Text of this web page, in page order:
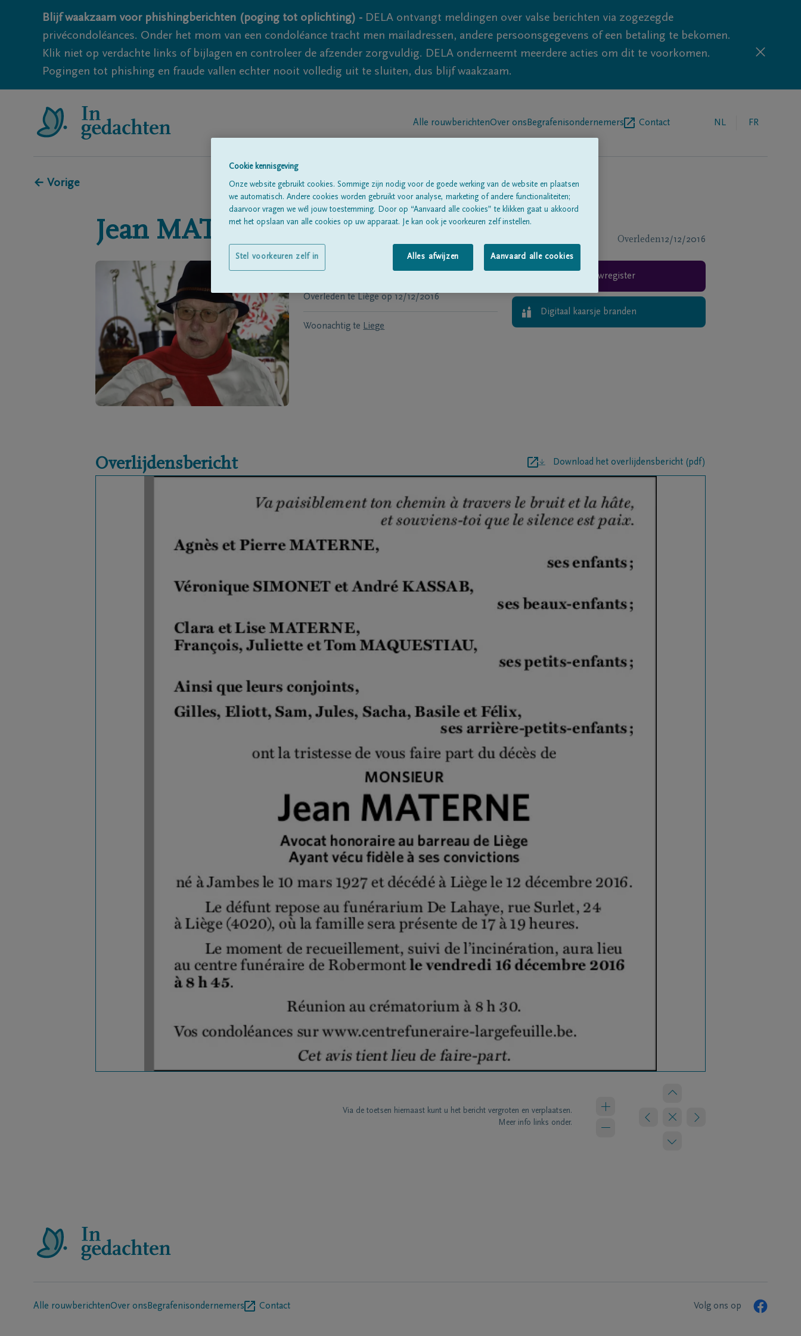
Blijf waakzaam voor phishingberichten (poging tot oplichting) - DELA ontvangt meldingen over valse berichten via zogezegde
privécondoléances. Onder het mom van een condoléance tracht men mailadressen, andere persoonsgegevens of een betaling te bekomen.
Klik niet op verdachte links of bijlagen en controleer de afzender zorgvuldig. DELA onderneemt meerdere acties om dit te voorkomen.
Pogingen tot phishing en fraude vallen echter nooit volledig uit te sluiten, dus blijf waakzaam.
Alle rouwberichtenOver ons Begrafenisondernemers Contact NL FR
← Vorige
Jean MATERNE Overleden12/12/2016
Geboren te op
Overleden te Liège op 12/12/2016
Woonachtig te Liege
Rouwregister
Digitaal kaarsje branden
Overlijdensbericht Download het overlijdensbericht (pdf)
Via de toetsen hiernaast kunt u het bericht vergroten en verplaatsen.
Meer info links onder.
Alle rouwberichtenOver ons Begrafenisondernemers Contact Volg ons op
Cookie kennisgeving
Onze website gebruikt cookies. Sommige zijn nodig voor de goede werking van de website en plaatsen
we automatisch. Andere cookies worden gebruikt voor analyse, marketing of andere functionaliteiten;
daarvoor vragen we wél jouw toestemming. Door op “Aanvaard alle cookies” te klikken gaat u akkoord
met het opslaan van alle cookies op uw apparaat. Je kan ook je voorkeuren zelf instellen.
Alles afwijzen Aanvaard alle cookies
Stel voorkeuren zelf in